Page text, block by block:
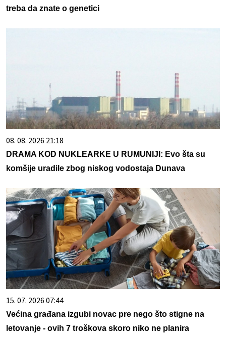
treba da znate o genetici
08. 08. 2026 21:18
DRAMA KOD NUKLEARKE U RUMUNIJI: Evo šta su
komšije uradile zbog niskog vodostaja Dunava
15. 07. 2026 07:44
Većina građana izgubi novac pre nego što stigne na
letovanje - ovih 7 troškova skoro niko ne planira